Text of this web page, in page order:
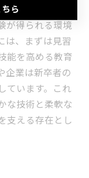
建築現場は住
が得られる環境
は、まずは見習
能を高める教育
企業は新卒者の
ています。これ
な技術と柔軟な
支える存在とし
ら
ら